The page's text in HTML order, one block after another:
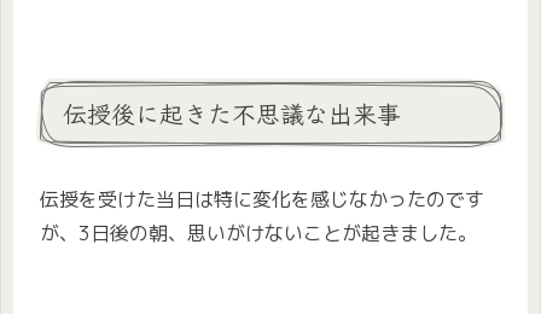
伝授後に起きた不思議な出来事
伝授を受けた当日は特に変化を感じなかったのです
が、3日後の朝、思いがけないことが起きました。